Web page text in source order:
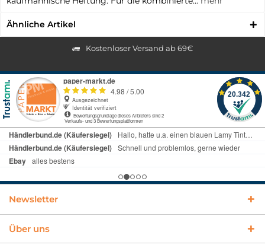
Ähnliche Artikel
Kostenloser Versand ab 69€
Newsletter
Über uns